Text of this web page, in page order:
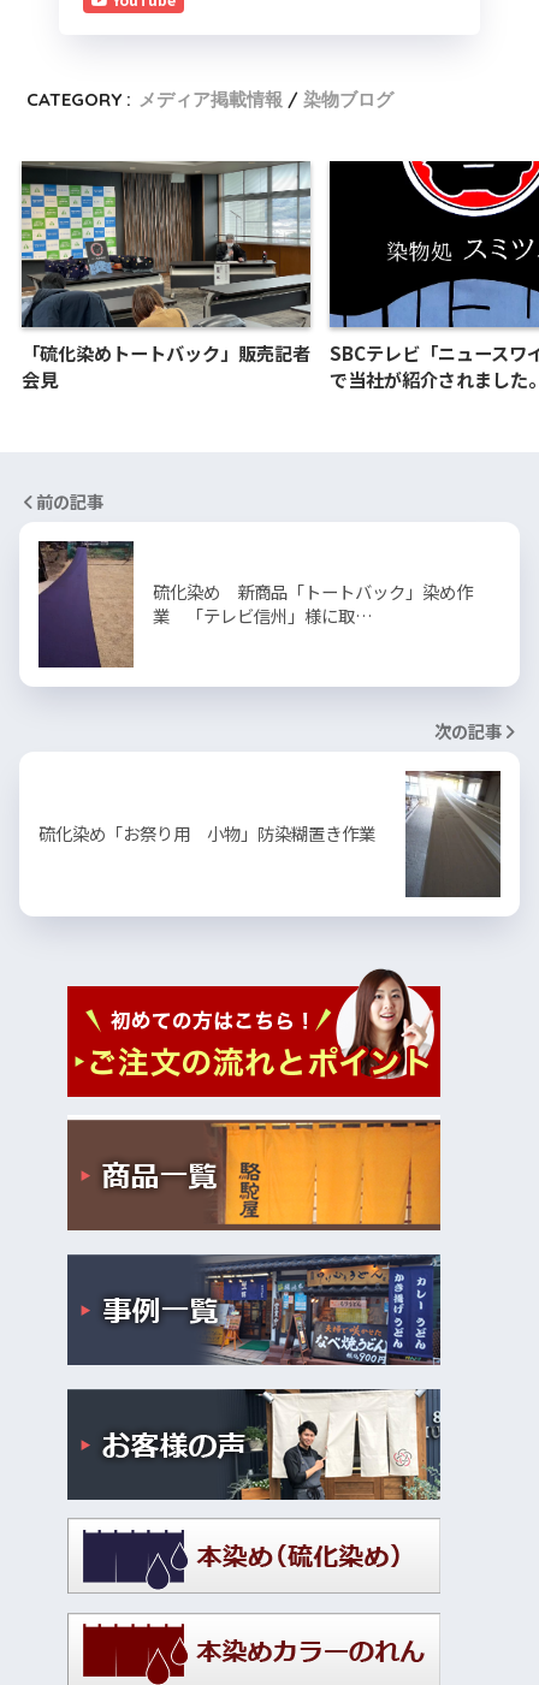
CATEGORY : メディア掲載情報 染物ブログ
「硫化染めトートバック」販売記者
会見
SBCテレビ「ニュースワ
で当社が紹介されました
前の記事
硫化染め 新商品「トートバック」染め作
業 「テレビ信州」様に取…
次の記事
硫化染め「お祭り用 小物」防染糊置き作業